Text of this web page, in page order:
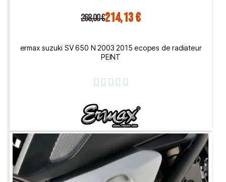
268,00 €214,13 €
ermax suzuki SV 650 N 2003 2015 ecopes de radiateur
PEINT
    